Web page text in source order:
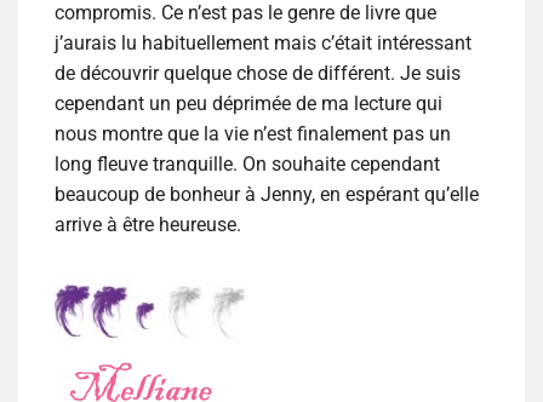
compromis. Ce n’est pas le genre de livre que
j’aurais lu habituellement mais c’était intéressant
de découvrir quelque chose de différent. Je suis
cependant un peu déprimée de ma lecture qui
nous montre que la vie n’est finalement pas un
long fleuve tranquille. On souhaite cependant
beaucoup de bonheur à Jenny, en espérant qu’elle
arrive à être heureuse.